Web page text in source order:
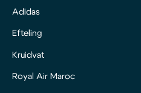
Adidas
Efteling
Kruidvat
Royal Air Maroc